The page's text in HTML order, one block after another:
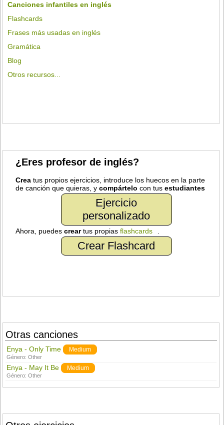
Canciones infantiles en inglés
Flashcards
Frases más usadas en inglés
Gramática
Blog
Otros recursos...
¿Eres profesor de inglés?
Crea tus propios ejercicios, introduce los huecos en la parte
de canción que quieras, ycompártelo con tusestudiantes
Ejercicio
personalizado
Ahora, puedescreartus propiasflashcards
Crear Flashcard
Otras canciones
Enya - Only Time Medium
Género:Other
Enya - May It Be Medium
Género:Other